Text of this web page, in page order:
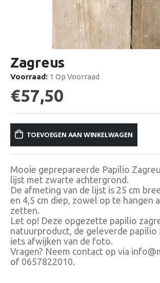
Zagreus
Voorraad: 1 Op Voorraad
€57,50
TOEVOEGEN AAN WINKELWAGEN
Mooie geprepareerde Papilio
lijst met zwarte achtergrond.
De afmeting van de lijst is 25 cm
en 4,5 cm diep, zowel op te hangen
zetten.
Let op! Deze opgezette papilio
natuurproduct, de geleverde papilio
iets afwijken van de foto.
Vragen? Neem contact op via
of 0657822010.